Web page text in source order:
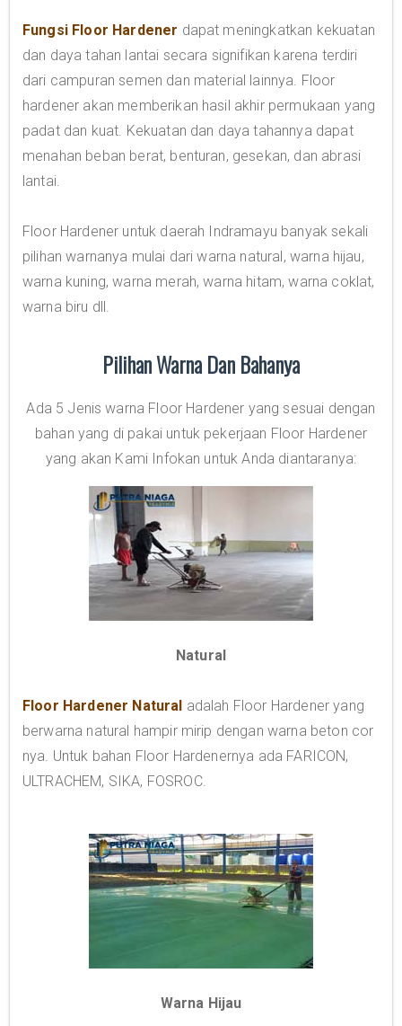
Fungsi Floor Hardener dapat meningkatkan kekuatan
dan daya tahan lantai secara signifikan karena terdiri
dari campuran semen dan material lainnya. Floor
hardener akan memberikan hasil akhir permukaan yang
padat dan kuat. Kekuatan dan daya tahannya dapat
menahan beban berat, benturan, gesekan, dan abrasi
lantai.
Floor Hardener untuk daerah Indramayu banyak sekali
pilihan warnanya mulai dari warna natural, warna hijau,
warna kuning, warna merah, warna hitam, warna coklat,
warna biru dll.
Pilihan Warna Dan Bahanya
Ada 5 Jenis warna Floor Hardener yang sesuai dengan
bahan yang di pakai untuk pekerjaan Floor Hardener
yang akan Kami Infokan untuk Anda diantaranya:
Natural
Floor Hardener Natural adalah Floor Hardener yang
berwarna natural hampir mirip dengan warna beton cor
nya. Untuk bahan Floor Hardenernya ada FARICON,
ULTRACHEM, SIKA, FOSROC.
Warna Hijau